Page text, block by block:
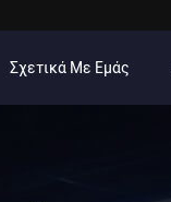
Σχετικά Με Εμάς